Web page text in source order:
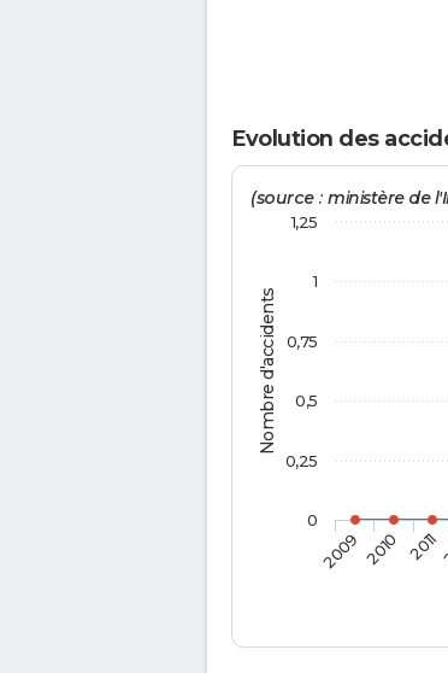
Evolution des
Nombre d'accidents
(source : ministère de
2009 2010 2011
0
0,25
0,5
0,75
1
1,25